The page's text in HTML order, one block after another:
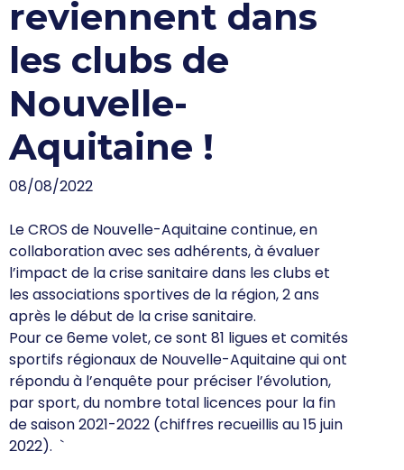
reviennent dans
les clubs de
Nouvelle-
Aquitaine !
08/08/2022
LeCROS de Nouvelle-Aquitaine continue,en
collaboration avec ses adhérents, àévaluer
l’impact de la crise sanitaire dans les clubs et
les associations sportives de la région, 2 ans
après le début de la crise sanitaire.
Pour ce 6eme volet, ce sont 81 ligues et comités
sportifs régionaux de Nouvelle-Aquitaine qui ont
répondu à l’enquête pour préciser l’évolution,
par sport, du nombre total licences pour la fin
de saison 2021-2022 (chiffres recueillis au 15 juin
2022). `